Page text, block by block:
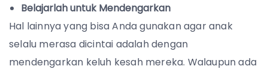
Belajarlah untuk Mendengarkan
Hal lainnya yang bisa Anda gunakan agar anak
selalu merasa dicintai adalah dengan
mendengarkan keluh kesah mereka. Walaupun ada